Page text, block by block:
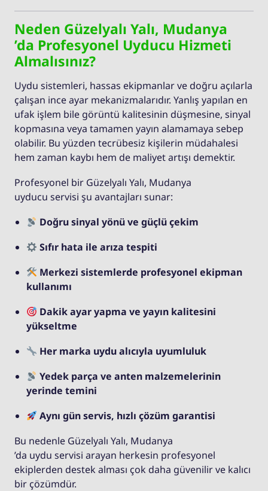
Neden Güzelyalı Yalı, Mudanya
’da Profesyonel Uyducu Hizmeti
Almalısınız?
Uydu sistemleri, hassas ekipmanlar ve doğru açılarla
çalışan ince ayar mekanizmalarıdır. Yanlış yapılan en
ufak işlem bile görüntü kalitesinin düşmesine, sinyal
kopmasına veya tamamen yayın alamamaya sebep
olabilir. Bu yüzden tecrübesiz kişilerin müdahalesi
hem zaman kaybı hem de maliyet artışı demektir.
Profesyonel bir Güzelyalı Yalı, Mudanya
uyducu servisi şu avantajları sunar:
Doğru sinyal yönü ve güçlü çekim
Sıfır hata ile arıza tespiti
Merkezi sistemlerde profesyonel ekipman
kullanımı
Dakik ayar yapma ve yayın kalitesini
yükseltme
Her marka uydu alıcıyla uyumluluk
Yedek parça ve anten malzemelerinin
yerinde temini
Aynı gün servis, hızlı çözüm garantisi
Bu nedenle Güzelyalı Yalı, Mudanya
’da uydu servisi arayan herkesin profesyonel
ekiplerden destek alması çok daha güvenilir ve kalıcı
bir çözümdür.